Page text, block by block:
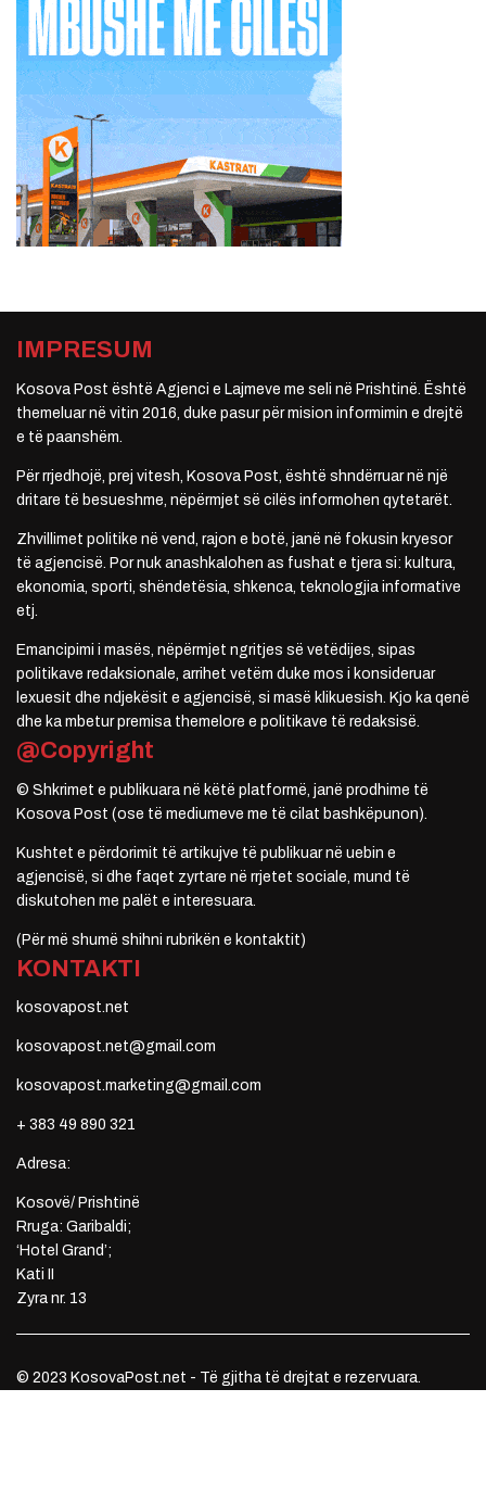
IMPRESUM
Kosova Post është Agjenci e Lajmeve me seli në Prishtinë. Është
themeluar në vitin 2016, duke pasur për mision informimin e drejtë
e të paanshëm.
Për rrjedhojë, prej vitesh, Kosova Post, është shndërruar në një
dritare të besueshme, nëpërmjet së cilës informohen qytetarët.
Zhvillimet politike në vend, rajon e botë, janë në fokusin kryesor
të agjencisë. Por nuk anashkalohen as fushat e tjera si: kultura,
ekonomia, sporti, shëndetësia, shkenca, teknologjia informative
etj.
Emancipimi i masës, nëpërmjet ngritjes së vetëdijes, sipas
politikave redaksionale, arrihet vetëm duke mos i konsideruar
lexuesit dhe ndjekësit e agjencisë, si masë klikuesish. Kjo ka qenë
dhe ka mbetur premisa themelore e politikave të redaksisë.
@Copyright
© Shkrimet e publikuara në këtë platformë, janë prodhime të
Kosova Post (ose të mediumeve me të cilat bashkëpunon).
Kushtet e përdorimit të artikujve të publikuar në uebin e
agjencisë, si dhe faqet zyrtare në rrjetet sociale, mund të
diskutohen me palët e interesuara.
(Për më shumë shihni rubrikën e kontaktit)
KONTAKTI
kosovapost.net
kosovapost.net@gmail.com
kosovapost.marketing@gmail.com
+ 383 49 890 321
Adresa:
Kosovë/ Prishtinë
Rruga: Garibaldi;
‘Hotel Grand’;
Kati II
Zyra nr. 13
© 2023 KosovaPost.net - Të gjitha të drejtat e rezervuara.